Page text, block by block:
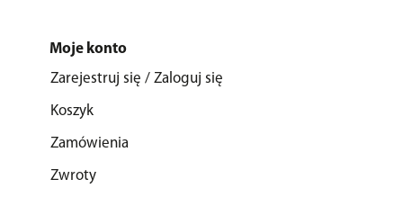
Moje konto
Zarejestruj się / Zaloguj się
Koszyk
Zamówienia
Zwroty